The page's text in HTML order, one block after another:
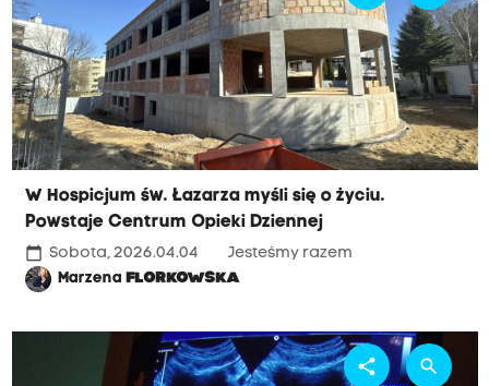
W Hospicjum św. Łazarza myśli się o życiu.
Powstaje Centrum Opieki Dziennej
calendar_today Sobota, 2026.04.04
Jesteśmy razem
MarzenaFLORKOWSKA
share search